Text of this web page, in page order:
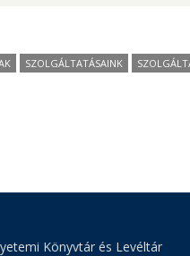
SZOLGÁLTATÁSAINK
Könyvtár és Levéltár